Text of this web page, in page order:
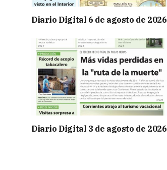
Diario Digital 6 de agosto de 2026
Diario Digital 3 de agosto de 2026